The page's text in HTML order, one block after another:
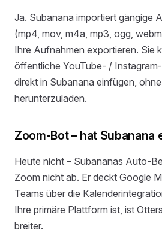
Ja. Subanana importiert gängige
(mp4, mov, m4a, mp3, ogg,
Ihre Aufnahmen exportieren. Sie
öffentliche YouTube- /
direkt in Subanana einfügen,
herunterzuladen.
Zoom-Bot – hat Subanana
Heute nicht – Subananas Auto-
Zoom nicht ab. Er deckt Google
Teams über die
Ihre primäre Plattform ist, ist
breiter.